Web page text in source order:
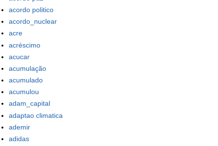
acordo politico
acordo_nuclear
acre
acréscimo
acucar
acumulação
acumulado
acumulou
adam_capital
adaptao climatica
ademir
adidas